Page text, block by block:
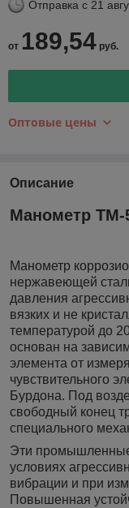
Отправка с 21
от 189,54 руб.
Оптовые цены
Описание
Манометр ТМ-
Манометр
нержавеющей
давления
вязких и не
температурой до
основан на
элемента от
чувствительного
Бурдона. Под
свободный конец
специального
Эти промышленные
условиях
вибрации и при
Повышенная